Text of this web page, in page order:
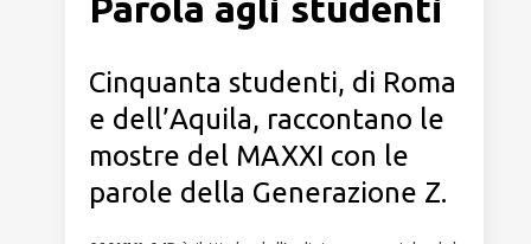
Cinquanta studenti, di Roma
e dell’Aquila, raccontano le
mostre del MAXXI con le
parole della Generazione Z.